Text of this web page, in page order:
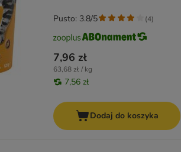
7,96 zł
63,68 zł / kg
7,56 zł
Pusto: 3.8/5 (4)
Dodaj do koszyka